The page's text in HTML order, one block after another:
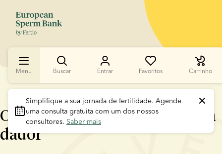
Menu Buscar Entrar Favoritos Carrinho
Simplifique a sua jornada de fertilidade. Agende
uma consulta gratuita com um dos nossos
consultores. Saber mais
O seu guia sobre conceção com
dador